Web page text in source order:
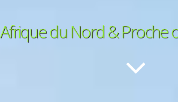
Afrique du Nord & Proche